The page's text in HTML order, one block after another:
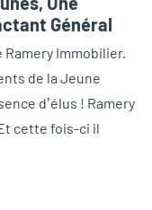
Général
Immobilier.
de la Jeune
d’élus ! Ramery
cette fois-ci il